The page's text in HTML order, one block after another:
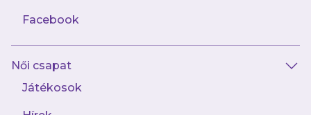
Facebook
Női csapat
Játékosok